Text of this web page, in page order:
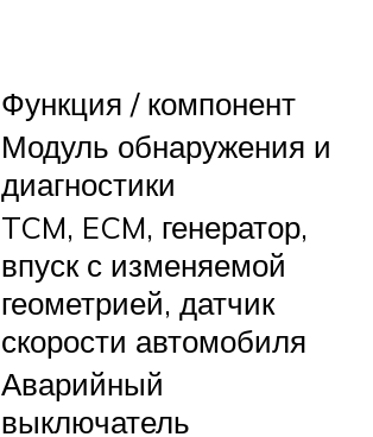
Функция / компонент
Модуль обнаружения и
диагностики
TCM, ECM, генератор,
впуск с изменяемой
геометрией, датчик
скорости автомобиля
Аварийный
выключатель